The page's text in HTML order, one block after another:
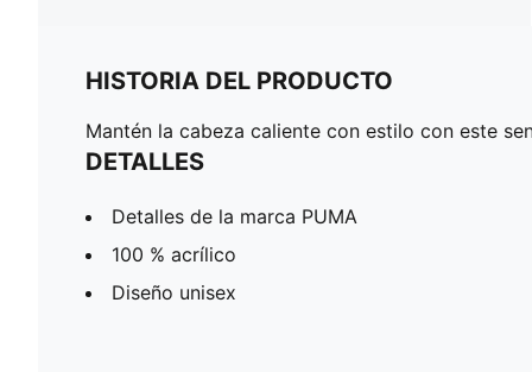
HISTORIA DEL PRODUCTO
Mantén la cabeza caliente con estilo con este
DETALLES
Detalles de la marca PUMA
100 % acrílico
Diseño unisex